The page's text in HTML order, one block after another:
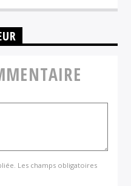
Les champs obligatoires